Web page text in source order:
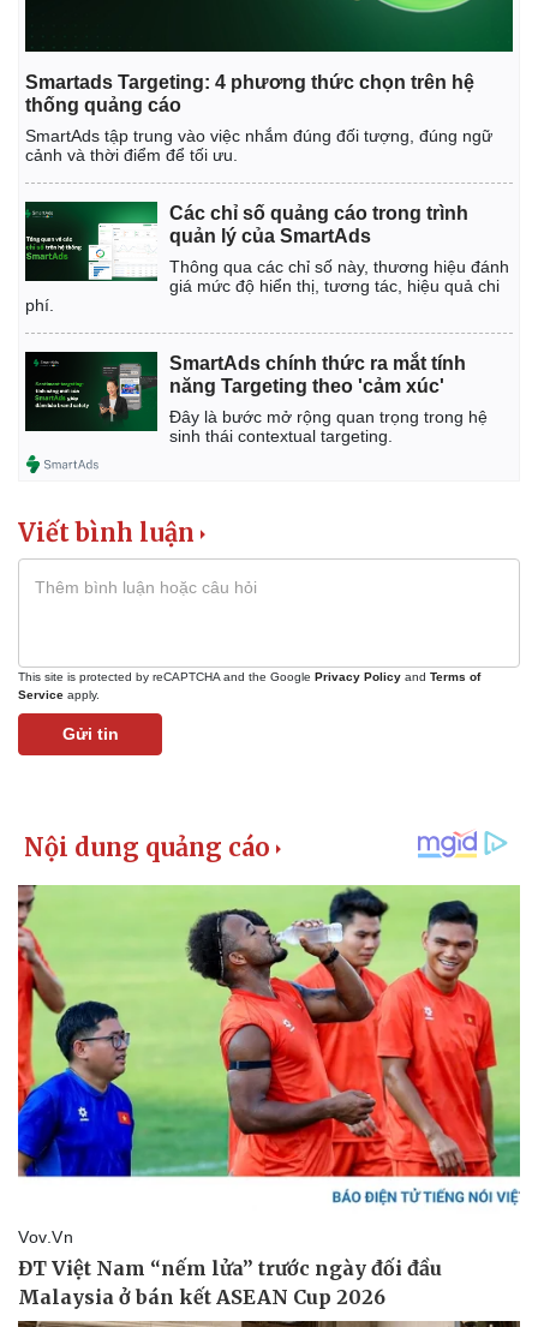
Kinh tế
Bất động sản
Khởi nghiệp
Thị trường
Smartads Targeting: 4 phương thức chọn trên hệ
thống quảng cáo
SmartAds tập trung vào việc nhắm đúng đối tượng, đúng ngữ
cảnh và thời điểm để tối ưu.
Các chỉ số quảng cáo trong trình
quản lý của SmartAds
Thông qua các chỉ số này, thương hiệu đánh
giá mức độ hiển thị, tương tác, hiệu quả chi
phí.
SmartAds chính thức ra mắt tính
năng Targeting theo 'cảm xúc'
Đây là bước mở rộng quan trọng trong hệ
sinh thái contextual targeting.
Viết bình luận
This site is protected by reCAPTCHA and the Google Privacy Policy and Terms of
Service apply.
Gửi tin